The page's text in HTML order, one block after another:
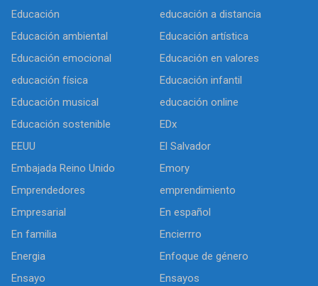
Educación
educación a distancia
Educación ambiental
Educación artística
Educación emocional
Educación en valores
educación física
Educación infantil
Educación musical
educación online
Educación sostenible
EDx
EEUU
El Salvador
Embajada Reino Unido
Emory
Emprendedores
emprendimiento
Empresarial
En español
En familia
Encierrro
Energia
Enfoque de género
Ensayo
Ensayos